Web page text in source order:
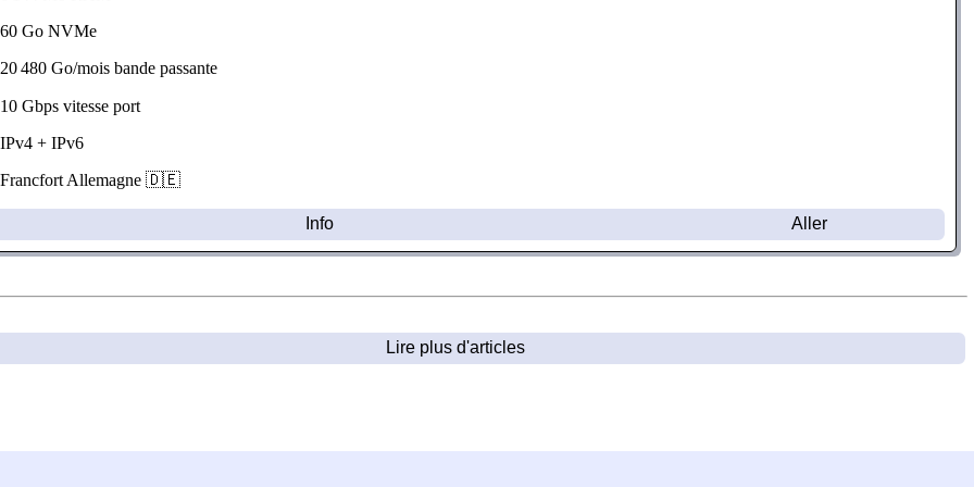
Go NVMe
480 Go/mois bande passante
Gbps vitesse port
+ IPv6
Allemagne 🇩🇪
Info Aller
Lire plus d'articles